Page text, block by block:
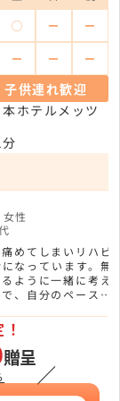
◯ ー ー
ー ー ー
子供連れ歓迎
ホテルメッツ
性
めてしまいリハビ
なっています。無
ように一緒に考え
、自分のペースで
親切にしてくれま
贈呈
／